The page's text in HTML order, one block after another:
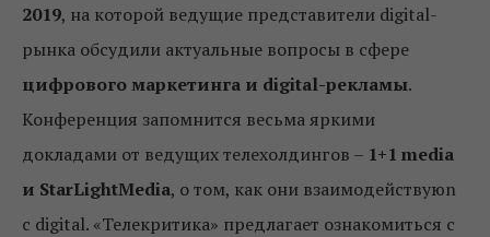
2019, на которой ведущие представители digital-
рынка обсудили актуальные вопросы в сфере
цифрового маркетинга и digital-рекламы.
Конференция запомнится весьма яркими
докладами от ведущих телехолдингов – 1+1 media
и StarLightMedia, о том, как они взаимодействуюn
с digital. «Телекритика» предлагает ознакомиться с